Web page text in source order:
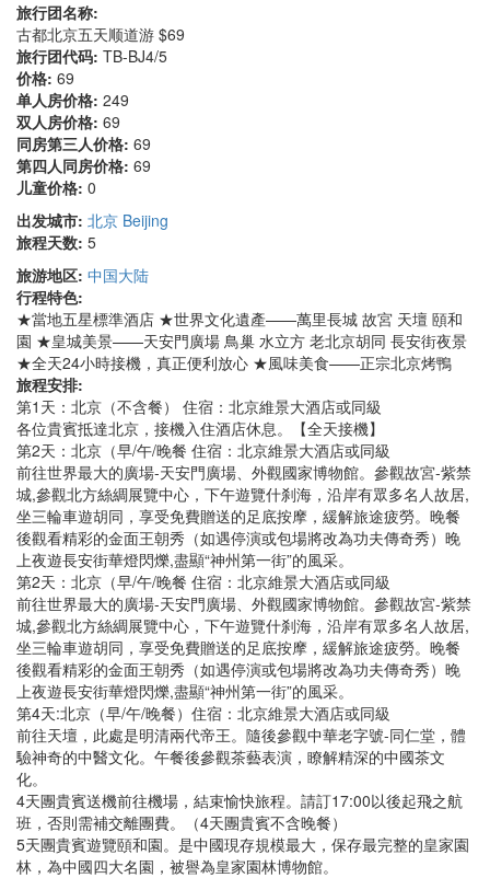
旅行团名称:
古都北京五天顺道游 $69
旅行团代码: TB-BJ4/5
价格: 69
单人房价格: 249
双人房价格: 69
同房第三人价格: 69
第四人同房价格: 69
儿童价格: 0
出发城市: 北京 Beijing
旅程天数: 5
旅游地区: 中国大陆
行程特色:
★當地五星標準酒店 ★世界文化遺產——萬里長城 故宮 天壇 頤和
園 ★皇城美景——天安門廣場 鳥巢 水立方 老北京胡同 長安街夜景
★全天24小時接機，真正便利放心 ★風味美食——正宗北京烤鴨
旅程安排:
第1天：北京（不含餐） 住宿：北京維景大酒店或同級
各位貴賓抵達北京，接機入住酒店休息。【全天接機】
第2天：北京（早/午/晚餐 住宿：北京維景大酒店或同級
前往世界最大的廣場-天安門廣場、外觀國家博物館。參觀故宮-紫禁
城,參觀北方絲綢展覽中心，下午遊覽什刹海，沿岸有眾多名人故居,
坐三輪車遊胡同，享受免費贈送的足底按摩，緩解旅途疲勞。晚餐
後觀看精彩的金面王朝秀（如遇停演或包場將改為功夫傳奇秀）晚
上夜遊長安街華燈閃爍,盡顯“神州第一街”的風采。
第2天：北京（早/午/晚餐 住宿：北京維景大酒店或同級
前往世界最大的廣場-天安門廣場、外觀國家博物館。參觀故宮-紫禁
城,參觀北方絲綢展覽中心，下午遊覽什刹海，沿岸有眾多名人故居,
坐三輪車遊胡同，享受免費贈送的足底按摩，緩解旅途疲勞。晚餐
後觀看精彩的金面王朝秀（如遇停演或包場將改為功夫傳奇秀）晚
上夜遊長安街華燈閃爍,盡顯“神州第一街”的風采。
第4天:北京（早/午/晚餐）住宿：北京維景大酒店或同級
前往天壇，此處是明清兩代帝王。隨後參觀中華老字號-同仁堂，體
驗神奇的中醫文化。午餐後參觀茶藝表演，瞭解精深的中國茶文
化。
4天團貴賓送機前往機場，結束愉快旅程。請訂17:00以後起飛之航
班，否則需補交離團費。（4天團貴賓不含晚餐）
5天團貴賓遊覽頤和園。是中國現存規模最大，保存最完整的皇家園
林，為中國四大名園，被譽為皇家園林博物館。